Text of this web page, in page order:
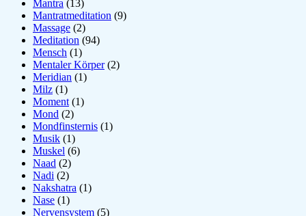
Mantra (13)
Mantratmeditation (9)
Massage (2)
Meditation (94)
Mensch (1)
Mentaler Körper(2)
Meridian (1)
Milz (1)
Moment (1)
Mond (2)
Mondfinsternis (1)
Musik (1)
Muskel (6)
Naad (2)
Nadi (2)
Nakshatra (1)
Nase (1)
Nervensystem (5)